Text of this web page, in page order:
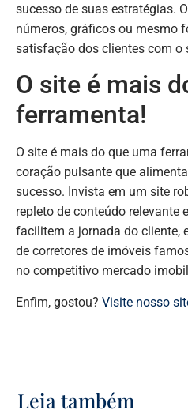
sucesso de suas estratégias.
números, gráficos ou mesmo
satisfação dos clientes com o
O site é mais
ferramenta!
O site é mais do que uma
coração pulsante que
sucesso. Invista em um site
repleto de conteúdo relevante
facilitem a jornada do cliente,
de corretores de imóveis
no competitivo mercado
Enfim, gostou? Visite nosso
Leia também